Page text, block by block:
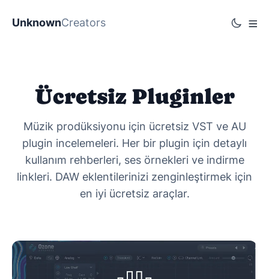
UnknownCreators
Ücretsiz Pluginler
Müzik prodüksiyonu için ücretsiz VST ve AU
plugin incelemeleri. Her bir plugin için detaylı
kullanım rehberleri, ses örnekleri ve indirme
linkleri. DAW eklentilerinizi zenginleştirmek için
en iyi ücretsiz araçlar.